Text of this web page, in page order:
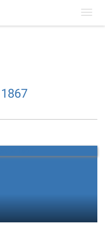
1867